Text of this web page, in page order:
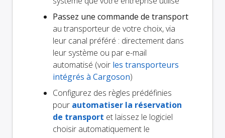
Passez une commande de transport
au transporteur de votre choix, via
leur canal préféré : directement dans
leur système ou par e-mail
automatisé (voir les transporteurs
intégrés à Cargoson)
Configurez des règles prédéfinies
pour automatiser la réservation
de transport et laissez le logiciel
choisir automatiquement le